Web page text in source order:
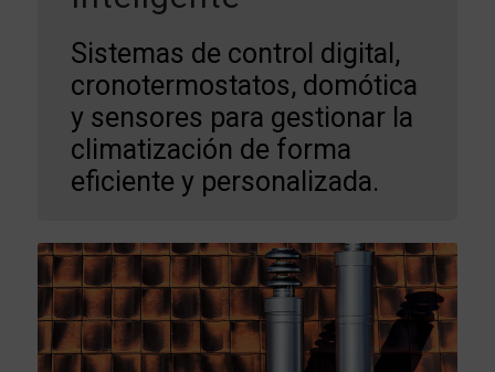
Sistemas de control digital,
cronotermostatos, domótica
y sensores para gestionar la
climatización de forma
eficiente y personalizada.